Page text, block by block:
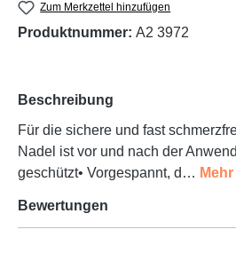
Zum Merkzettel hinzufügen
Produktnummer: A2 3972
Beschreibung
Für die sichere und fast
Nadel ist vor und nach der
geschützt• Vorgespannt, d… Mehr
Bewertungen